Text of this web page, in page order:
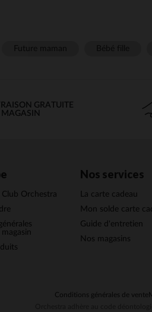
GRATUITE
MAGASIN
Club Orchestra
Nos services
La carte cadeau
Mon solde carte
Guide d'entretien
Nos magasins
Conditions générales de vente